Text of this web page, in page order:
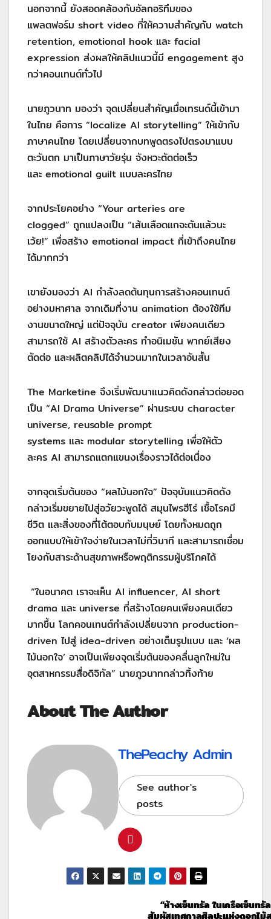
นอกจากนี้ ยังสอดคล้องกับอัลกอริทึมของ
แพลตฟอร์ม short video ที่ให้ความสำคัญกับ watch
retention, emotional hook และ facial
expression ส่งผลให้คลิปแนวนี้มี engagement สูง
กว่าคอนเทนต์ทั่วไป
นายภูวนาท มองว่า จุดเปลี่ยนสำคัญเมื่อเทรนด์นี้เข้ามา
ในไทย คือการ “localize AI storytelling” ให้เข้ากับ
ภาษาคนไทย โดยเปลี่ยนจากบทพูดตรงไปตรงมาแบบ
ตะวันตก มาเป็นภาษาวัยรุ่น จังหวะตัดต่อเร็ว
และ emotional guilt แบบละครไทย
จากประโยคอย่าง “Your arteries are
clogged” ถูกแปลงเป็น “เส้นเลือดแกจะตันแล้วนะ
เว้ย!” เพื่อสร้าง emotional impact ที่เข้าถึงคนไทย
ได้มากกว่า
เขายังมองว่า AI กำลังลดต้นทุนการสร้างคอนเทนต์
อย่างมหาศาล จากเดิมที่งาน animation ต้องใช้ทีม
งานขนาดใหญ่ แต่ปัจจุบัน creator เพียงคนเดียว
สามารถใช้ AI สร้างตัวละคร ทำอนิเมชัน พากย์เสียง
ตัดต่อ และผลิตคลิปได้จำนวนมากในเวลาอันสั้น
The Marketine จึงเริ่มพัฒนาแนวคิดดังกล่าวต่อยอด
เป็น “AI Drama Universe” ผ่านระบบ character
universe, reusable prompt
systems และ modular storytelling เพื่อให้ตัว
ละคร AI สามารถแตกแขนงเรื่องราวได้ต่อเนื่อง
จากจุดเริ่มต้นของ “ผลไม้นอกใจ” ปัจจุบันแนวคิดดัง
กล่าวเริ่มขยายไปสู่อวัยวะพูดได้ สมุนไพรฮีโร่ เชื้อโรคมี
ชีวิต และสิ่งของที่โต้ตอบกับมนุษย์ โดยทั้งหมดถูก
ออกแบบให้เข้าใจง่ายในเวลาไม่กี่วินาที และสามารถเชื่อม
โยงกับสาระด้านสุขภาพหรือพฤติกรรมผู้บริโภคได้
“ในอนาคต เราจะเห็น AI influencer, AI short
drama และ universe ที่สร้างโดยคนเพียงคนเดียว
มากขึ้น โลกคอนเทนต์กำลังเปลี่ยนจาก production-
driven ไปสู่ idea-driven อย่างเต็มรูปแบบ และ ‘ผล
ไม้นอกใจ’ อาจเป็นเพียงจุดเริ่มต้นของคลื่นลูกใหม่ใน
อุตสาหกรรมสื่อดิจิทัล” นายภูวนาทกล่าวทิ้งท้าย
About The Author
ThePeachy Admin
See author's
posts
“ห้างเซ็นทรัล ในเครือเซ็นทรั
สัมผัสเทศกาลศิลปะแห่งดอกไม้